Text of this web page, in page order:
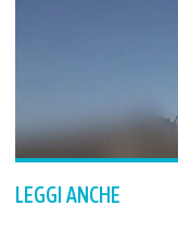
LEGGI ANCHE